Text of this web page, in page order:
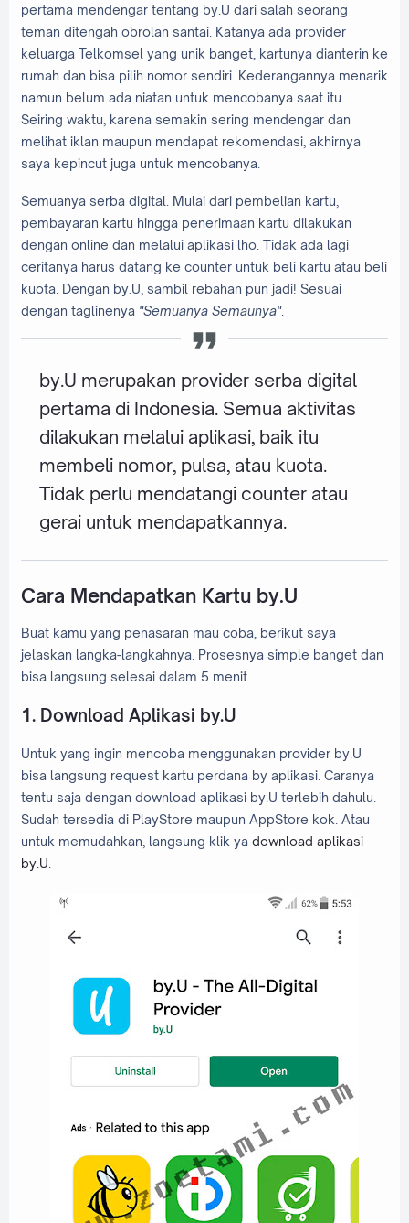
pertama mendengar tentang by.U dari salah seorang
teman ditengah obrolan santai. Katanya ada provider
keluarga Telkomsel yang unik banget, kartunya dianterin ke
rumah dan bisa pilih nomor sendiri. Kederangannya menarik
namun belum ada niatan untuk mencobanya saat itu.
Seiring waktu, karena semakin sering mendengar dan
melihat iklan maupun mendapat rekomendasi, akhirnya
saya kepincut juga untuk mencobanya.
Semuanya serba digital. Mulai dari pembelian kartu,
pembayaran kartu hingga penerimaan kartu dilakukan
dengan online dan melalui aplikasi lho. Tidak ada lagi
ceritanya harus datang ke counter untuk beli kartu atau beli
kuota. Dengan by.U, sambil rebahan pun jadi! Sesuai
dengan taglinenya "Semuanya Semaunya".
by.U merupakan provider serba digital
pertama di Indonesia. Semua aktivitas
dilakukan melalui aplikasi, baik itu
membeli nomor, pulsa, atau kuota.
Tidak perlu mendatangi counter atau
gerai untuk mendapatkannya.
Cara Mendapatkan Kartu by.U
Buat kamu yang penasaran mau coba, berikut saya
jelaskan langka-langkahnya. Prosesnya simple banget dan
bisa langsung selesai dalam 5 menit.
1. Download Aplikasi by.U
Untuk yang ingin mencoba menggunakan provider by.U
bisa langsung request kartu perdana by aplikasi. Caranya
tentu saja dengan download aplikasi by.U terlebih dahulu.
Sudah tersedia di PlayStore maupun AppStore kok. Atau
untuk memudahkan, langsung klik ya download aplikasi
by.U